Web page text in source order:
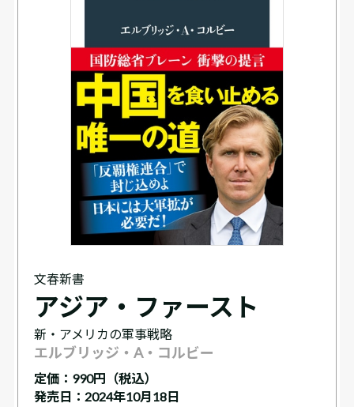
文春新書
アジア・ファースト
新・アメリカの軍事戦略
エルブリッジ・A・コルビー
定価： 990円（税込）
発売日：2024年10月18日